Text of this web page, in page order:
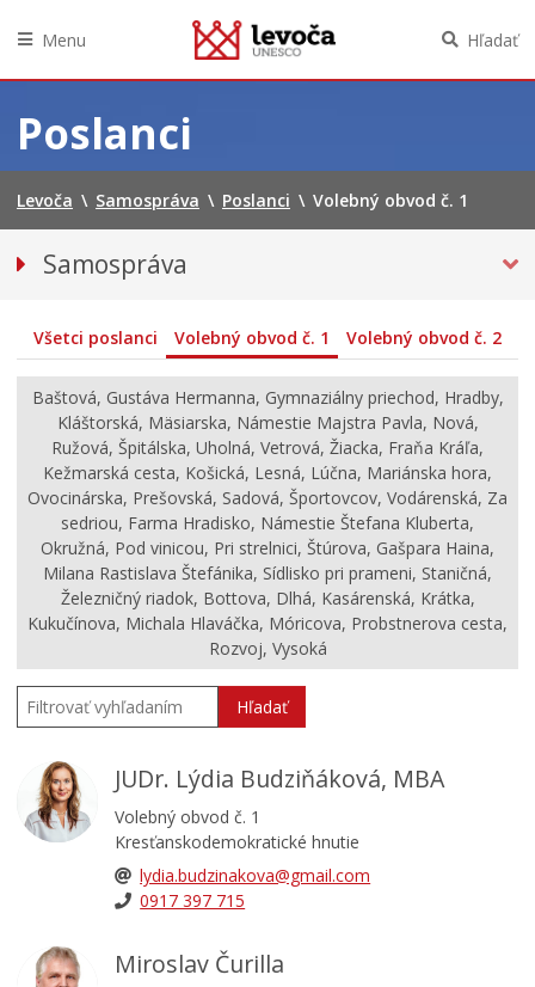
obsah
Menu Hľadať
Poslanci
Levoča \ Samospráva \ Poslanci \ Volebný obvod č. 1
Samospráva
Hlavný kontrolór mesta
Mestská polícia
MESTSKÉ ZASTUPITEĽSTVO
Poslanci
Komisie
Materiály MZ
Zasadnutia
Termíny zasadnutí mestského zastupiteľstva
ZÁSADY ODMEŇOVANIA POSLANCOV
Verejné obstarávania
VOĽBY
Dokumenty mesta
Všeobecne záväzné nariadenia
Územné plánovanie
Tlačové správy
Rozpočet mesta
Hospodárenie mesta
Transparentné mesto
Všetci poslanci Volebný obvod č. 1 Volebný obvod č. 2
Baštová, Gustáva Hermanna, Gymnaziálny priechod, Hradby,
Kláštorská, Mäsiarska, Námestie Majstra Pavla, Nová,
Ružová, Špitálska, Uholná, Vetrová, Žiacka, Fraňa Kráľa,
Kežmarská cesta, Košická, Lesná, Lúčna, Mariánska hora,
Ovocinárska, Prešovská, Sadová, Športovcov, Vodárenská, Za
sedriou, Farma Hradisko, Námestie Štefana Kluberta,
Okružná, Pod vinicou, Pri strelnici, Štúrova, Gašpara Haina,
Milana Rastislava Štefánika, Sídlisko pri prameni, Staničná,
Železničný riadok, Bottova, Dlhá, Kasárenská, Krátka,
Kukučínova, Michala Hlaváčka, Móricova, Probstnerova cesta,
Rozvoj, Vysoká
Hľadať
JUDr. Lýdia Budziňáková, MBA
Volebný obvod č. 1
Kresťanskodemokratické hnutie
lydia.budzinakova@gmail.com
0917 397 715
Miroslav Čurilla